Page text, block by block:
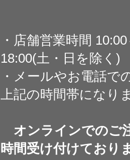
・店舗営業時間
18:00(土・日を除く)
・メールやお電話で
上記の時間帯になり
オンラインでのご
時間受け付けており